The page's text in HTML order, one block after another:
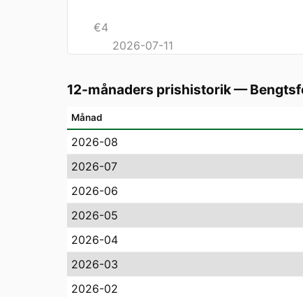
€4
2026-07-11
12-månaders prishistorik—
Månad
2026-08
2026-07
2026-06
2026-05
2026-04
2026-03
2026-02